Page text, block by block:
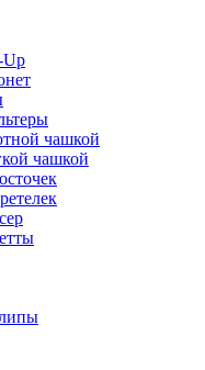
Up
чашкой
чашкой